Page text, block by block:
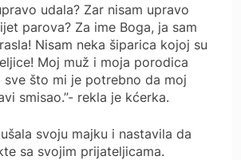
udala? Zar nisam upravo
parova? Za ime Boga, ja sam
Nisam neka šiparica kojoj su
Moj muž i moja porodica
što mi je potrebno da moj
smisao.”- rekla je kćerka.
svoju majku i nastavila da
sa svojim prijateljicama.